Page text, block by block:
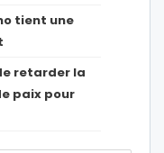
tient une
retarder la
paix pour